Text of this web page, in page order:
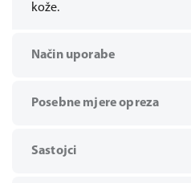
kože.
Način uporabe
Posebne mjere opreza
Sastojci